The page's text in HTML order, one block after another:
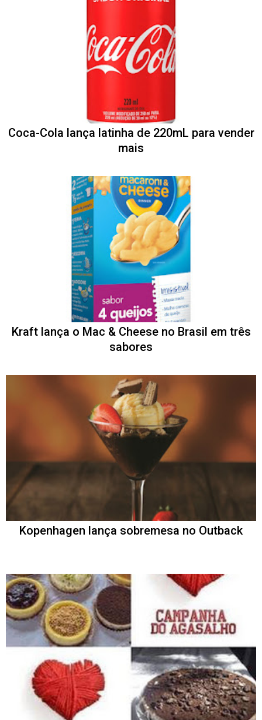
Coca-Cola lança latinha de 220mL para vender
mais
Kraft lança o Mac & Cheese no Brasil em três
sabores
Kopenhagen lança sobremesa no Outback